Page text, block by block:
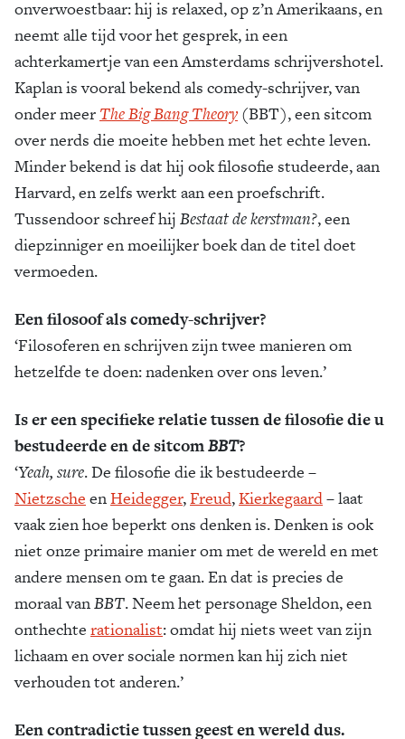
onverwoestbaar: hij is relaxed, op z’n Amerikaans, en
neemt alle tijd voor het gesprek, in een
achterkamertje van een Amsterdams schrijvershotel.
Kaplan is vooral bekend als comedy-schrijver, van
onder meer The Big Bang Theory(BBT), een sitcom
over nerds die moeite hebben met het echte leven.
Minder bekend is dat hij ook filosofie studeerde, aan
Harvard, en zelfs werkt aan een proefschrift.
Tussendoor schreef hij Bestaat de kerstman?, een
diepzinniger en moeilijker boek dan de titel doet
vermoeden.
Een filosoof als comedy-schrijver?
‘Filosoferen en schrijven zijn twee manieren om
hetzelfde te doen: nadenken over ons leven.’
Is er een specifieke relatie tussen de filosofie die u
bestudeerde en de sitcomBBT?
‘Yeah, sure. De filosofie die ik bestudeerde –
Nietzsche enHeidegger,Freud,Kierkegaard– laat
vaak zien hoe beperkt ons denken is. Denken is ook
niet onze primaire manier om met de wereld en met
andere mensen om te gaan. En dat is precies de
moraal vanBBT. Neem het personage Sheldon, een
onthechte rationalist: omdat hij niets weet van zijn
lichaam en over sociale normen kan hij zich niet
verhouden tot anderen.’
Een contradictie tussen geest en wereld dus.